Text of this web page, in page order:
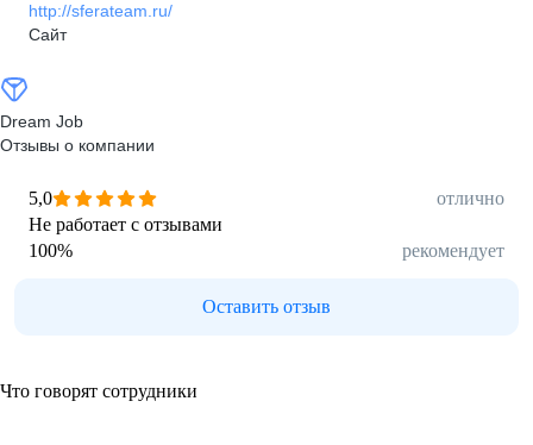
http://sferateam.ru/
Сайт
Dream Job
Отзывы о компании
5,0
отлично
Не работает с отзывами
100% рекомендует
Оставить отзыв
Что говорят сотрудники